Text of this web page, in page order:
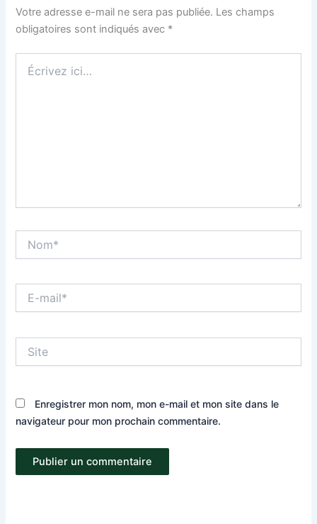
Votre adresse e-mail ne sera pas publiée. Les champs
obligatoires sont indiqués avec *
ici…
mail*
Enregistrer mon nom, mon e-mail et mon site dans le
navigateur pour mon prochain commentaire.